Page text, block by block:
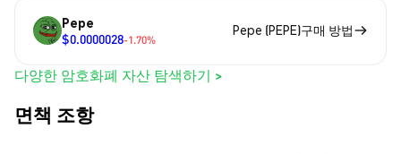
Pepe
$0.0000028-1.70%
Pepe (PEPE)구매 방법
다양한 암호화폐 자산 탐색하기 >
면책 조항